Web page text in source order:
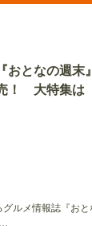
『おとなの週末
！ 大特集は
ルメ情報誌『おと
…